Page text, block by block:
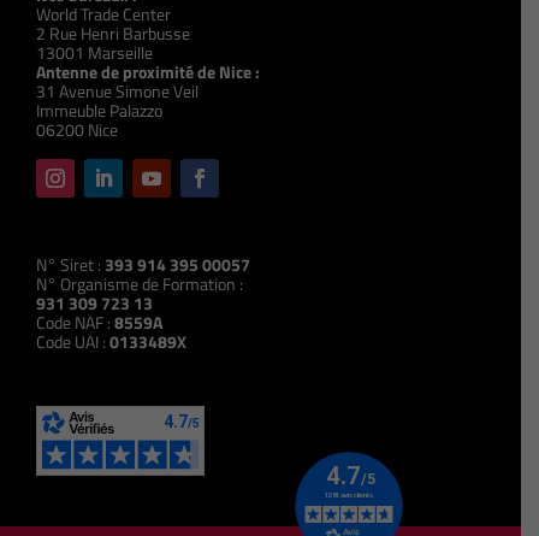
World Trade Center
2 Rue Henri Barbusse
13001 Marseille
Antenne de proximité de Nice :
31 Avenue Simone Veil
Immeuble Palazzo
06200 Nice
N° Siret : 393 914 395 00057
N° Organisme de Formation :
931 309 723 13
Code NAF :8559A
Code UAI :0133489X